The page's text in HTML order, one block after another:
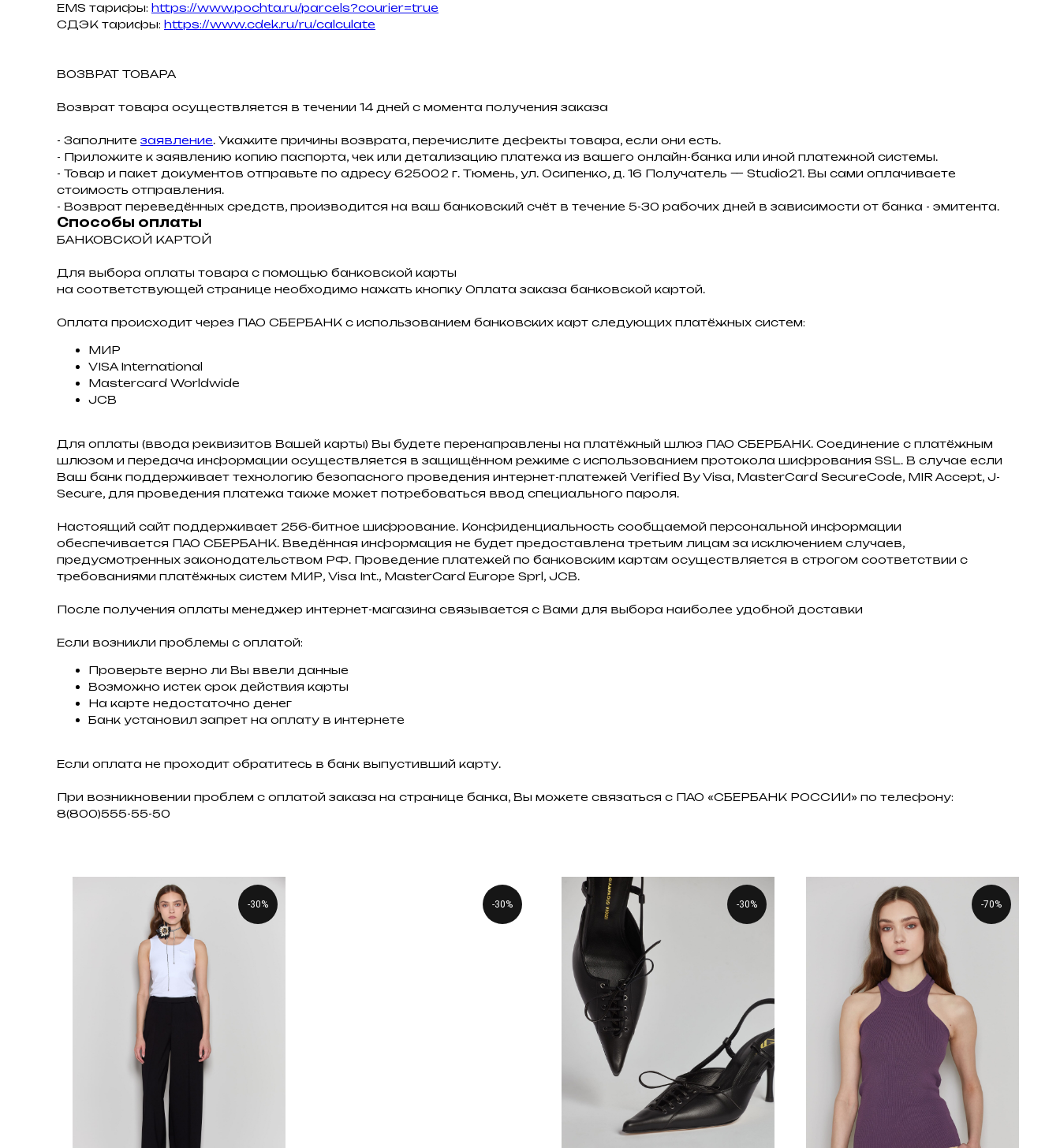
EMS тарифы: https://www.pochta.ru/parcels?courier=true
СДЭК тарифы: https://www.cdek.ru/ru/calculate
ВОЗВРАТ ТОВАРА
Возврат товара осуществляется в течении 14 дней с момента получения заказа
- Заполните заявление. Укажите причины возврата, перечислите дефекты товара, если они есть.
- Приложите к заявлению копию паспорта, чек или детализацию платежа из вашего онлайн-банка или иной платежной системы.
- Товар и пакет документов отправьте по адресу 625002 г. Тюмень, ул. Осипенко, д. 16 Получатель — Studio21. Вы сами оплачиваете
стоимость отправления.
- Возврат переведённых средств, производится на ваш банковский счёт в течение 5-30 рабочих дней в зависимости от банка - эмитента.
Способы оплаты
БАНКОВСКОЙ КАРТОЙ
Для выбора оплаты товара с помощью банковской карты
на соответствующей странице необходимо нажать кнопку Оплата заказа банковской картой.
Оплата происходит через ПАО СБЕРБАНК с использованием банковских карт следующих платёжных систем:
МИР
VISA International
Mastercard Worldwide
JCB
Для оплаты (ввода реквизитов Вашей карты) Вы будете перенаправлены на платёжный шлюз ПАО СБЕРБАНК. Соединение с платёжным
шлюзом и передача информации осуществляется в защищённом режиме с использованием протокола шифрования SSL. В случае если
Ваш банк поддерживает технологию безопасного проведения интернет-платежей Verified By Visa, MasterCard SecureCode, MIR Accept, J-
Secure, для проведения платежа также может потребоваться ввод специального пароля.
Настоящий сайт поддерживает 256-битное шифрование. Конфиденциальность сообщаемой персональной информации
обеспечивается ПАО СБЕРБАНК. Введённая информация не будет предоставлена третьим лицам за исключением случаев,
предусмотренных законодательством РФ. Проведение платежей по банковским картам осуществляется в строгом соответствии с
требованиями платёжных систем МИР, Visa Int., MasterCard Europe Sprl, JCB.
После получения оплаты менеджер интернет-магазина связывается с Вами для выбора наиболее удобной доставки
Если возникли проблемы с оплатой:
Проверьте верно ли Вы ввели данные
Возможно истек срок действия карты
На карте недостаточно денег
Банк установил запрет на оплату в интернете
Если оплата не проходит обратитесь в банк выпустивший карту.
При возникновении проблем с оплатой заказа на странице банка, Вы можете связаться с ПАО «СБЕРБАНК РОССИИ» по телефону:
8(800)555-55-50
-30% -30% -30% -70%